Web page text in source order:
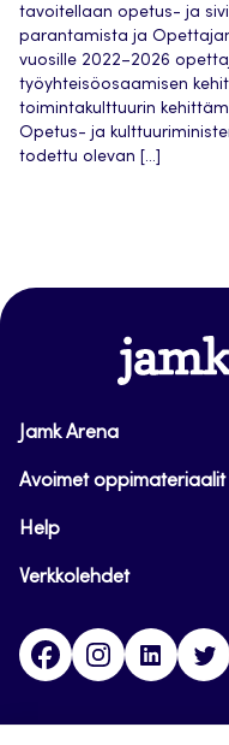
tavoitellaan opetus- ja
parantamista ja
vuosille 2022–2026
työyhteisöosaamisen
toimintakulttuurin
Opetus- ja
todettu olevan […]
www.jamk.fi
Jamk Arena
Avoimet oppimateriaalit
Help
Verkkolehdet
FacebookInstagram